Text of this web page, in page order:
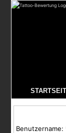
Benutzername: